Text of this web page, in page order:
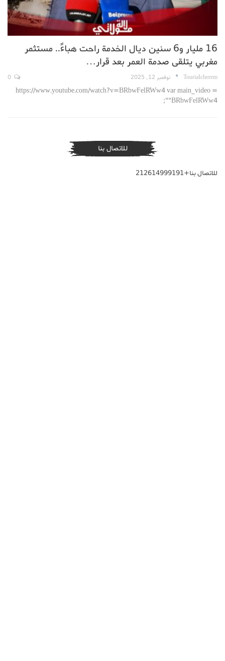
16 مليار و6 سنين ديال الخدمة راحت هباءً.. مستثمر
مغربي يتلقى صدمة العمر بعد قرار…
TouriaIcherem نوفمبر 12, 2025
https://www.youtube.com/watch?v=BRbwFelRWw4 var main_video =
"BRbwFelRWw4";
للاتصال بنا
للاتصال بنا+212614999191